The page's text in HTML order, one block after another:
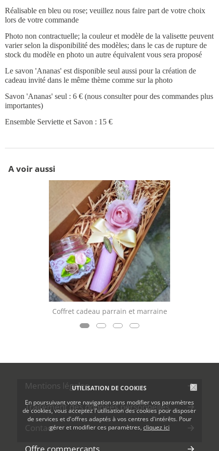
UTILISATION DE COOKIES
En poursuivant votre navigation sans modifier vos paramètres
de cookies, vous acceptez l'utilisation des cookies pour disposer
de services et d'offres adaptés à vos centres d'intérêts. Pour
gérer et modifier ces paramètres, cliquez ici
Réalisable en bleu ou rose; veuillez nous faire part de votre choix
lors de votre commande
Photo non contractuelle; la couleur et modèle de la valisette peuvent
varier selon la disponibilité des modèles; dans le cas de rupture de
stock du modèle en photo un autre équivalent vous sera proposé
Le savon 'Ananas' est disponible seul aussi pour la création de
cadeau invité dans le même thème comme sur la photo
Savon 'Ananas' seul : 6 € (nous consulter pour des commandes plus
importantes)
Ensemble Serviette et Savon : 15 €
A voir aussi
Coffret cadeau parrain et marraine
Mentions légales
Traitement des données personnelles
Contact
Offre commerçants